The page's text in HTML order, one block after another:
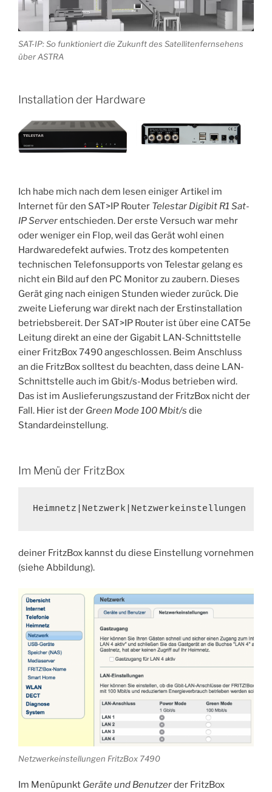
SAT-IP: So funktioniert die Zukunft des Satellitenfernsehens
über ASTRA
Installation der Hardware
Ich habe mich nach dem lesen einiger Artikel im
Internet für den SAT>IP Router Telestar Digibit R1 Sat-
IP Serverentschieden. Der erste Versuch war mehr
oder weniger ein Flop, weil das Gerät wohl einen
Hardwaredefekt aufwies. Trotz des kompetenten
technischen Telefonsupports von Telestar gelang es
nicht ein Bild auf den PC Monitor zu zaubern. Dieses
Gerät ging nach einigen Stunden wieder zurück. Die
zweite Lieferung war direkt nach der Erstinstallation
betriebsbereit. Der SAT>IP Router ist über eine CAT5e
Leitung direkt an eine der Gigabit LAN-Schnittstelle
einer FritzBox 7490 angeschlossen. Beim Anschluss
an die FritzBox solltest du beachten, dass deine LAN-
Schnittstelle auch im Gbit/s-Modus betrieben wird.
Das ist im Auslieferungszustand der FritzBox nicht der
Fall. Hier ist der Green Mode 100 Mbit/s die
Standardeinstellung.
Im Menü der FritzBox
Heimnetz|Netzwerk|Netzwerkeinstellungen
deiner FritzBox kannst du diese Einstellung vornehmen
(siehe Abbildung).
Netzwerkeinstellungen FritzBox 7490
Im Menüpunkt Geräte und Benutzerder FritzBox